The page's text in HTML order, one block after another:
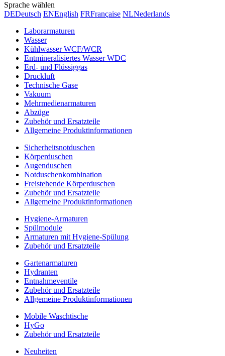
Sprache wählen
DEDeutsch ENEnglish FRFrançaise NLNederlands
Laborarmaturen
Wasser
Kühlwasser WCF/WCR
Entmineralisiertes Wasser WDC
Erd- und Flüssiggas
Druckluft
Technische Gase
Vakuum
Mehrmedienarmaturen
Abzüge
Zubehör und Ersatzteile
Allgemeine Produktinformationen
Sicherheitsnotduschen
Körperduschen
Augenduschen
Notduschenkombination
Freistehende Körperduschen
Zubehör und Ersatzteile
Allgemeine Produktinformationen
Hygiene-Armaturen
Spülmodule
Armaturen mit Hygiene-Spülung
Zubehör und Ersatzteile
Gartenarmaturen
Hydranten
Entnahmeventile
Zubehör und Ersatzteile
Allgemeine Produktinformationen
Mobile Waschtische
HyGo
Zubehör und Ersatzteile
Neuheiten